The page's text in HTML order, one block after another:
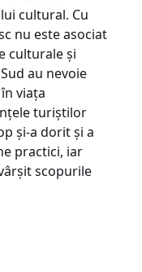
cultural. Cu
nu este asociat
culturale și
au nevoie
viața
turiștilor
și-a dorit și a
practici, iar
scopurile